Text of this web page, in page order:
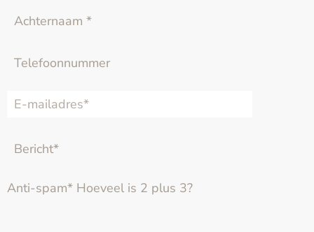
Anti-spam* Hoeveel is 2 plus 3?